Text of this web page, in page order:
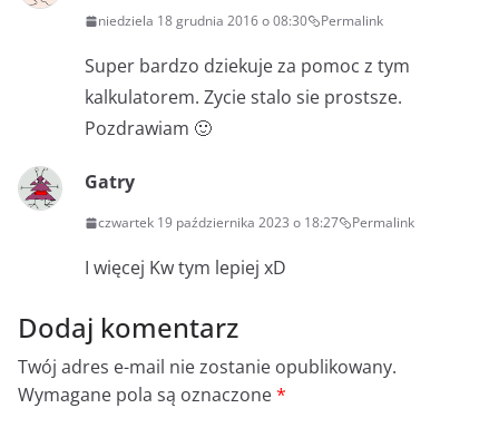
niedziela 18 grudnia 2016 o 08:30 Permalink
Super bardzo dziekuje za pomoc z tym
kalkulatorem. Zycie stalo sie prostsze.
Pozdrawiam 🙂
Gatry
czwartek 19 października 2023 o 18:27 Permalink
I więcej Kw tym lepiej xD
Dodaj komentarz
Twój adres e-mail nie zostanie opublikowany.
Wymagane pola są oznaczone*